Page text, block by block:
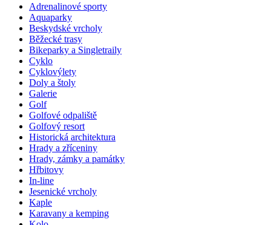
Adrenalinové sporty
Aquaparky
Beskydské vrcholy
Běžecké trasy
Bikeparky a Singletraily
Cyklo
Cyklovýlety
Doly a štoly
Galerie
Golf
Golfové odpaliště
Golfový resort
Historická architektura
Hrady a zříceniny
Hrady, zámky a památky
Hřbitovy
In-line
Jesenické vrcholy
Kaple
Karavany a kemping